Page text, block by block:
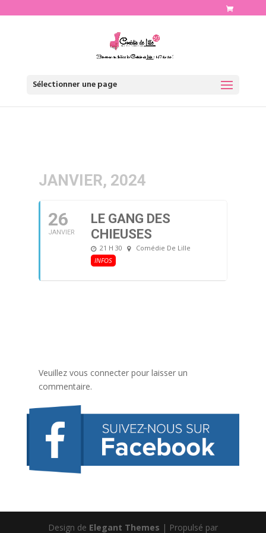
Sélectionner une page
JANVIER, 2024
26
JANVIER
LE GANG DES
CHIEUSES
21 H 30
Comédie De Lille
INFOS
Veuillez vous connecter pour laisser un
commentaire.
Design de Elegant Themes | Propulsé par